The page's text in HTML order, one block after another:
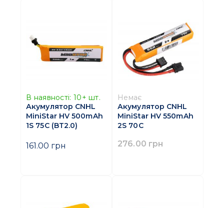
В наявності: 10+ шт.
Акумулятор CNHL
MiniStar HV 500mAh
1S 75C (BT2.0)
161.00 грн
Немає
Акумулятор CNHL
MiniStar HV 550mAh
2S 70C
276.00 грн